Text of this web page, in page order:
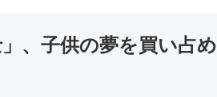
、子供の夢を買い占め